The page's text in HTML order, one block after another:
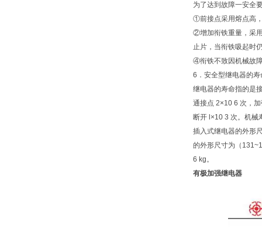
为了达到故障一安全
①前接点采用熔点高
②增加衔铁重量，采
止片，当衔铁吸起时
④衔铁不致因机械故
6．安全型继电器的寿
继电器的寿命指的是
通接点 2×10 6 次，
断开 l×10 3 次。机械
插入式继电器的外形
的外形尺寸为（
6 kg。
有极加强继电器